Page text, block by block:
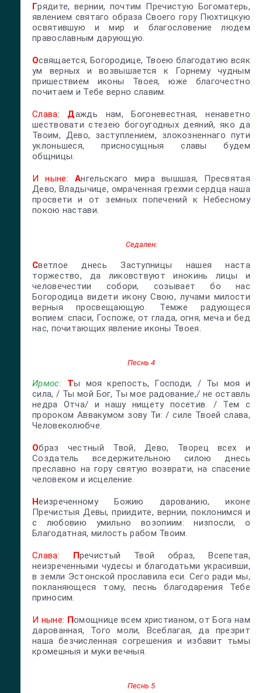
Грядите, вернии, почтим Пречистую Богоматерь,
явлением святаго образа Своего гору Пюхтицкую
освятившую и мир и благословение людем
православным дарующую.
Освящается, Богородице, Твоею благодатию всяк
ум верных и возвышается к Горнему чудным
пришествием иконы Твоея, юже благочестно
почитаем и Тебе верно славим.
Слава: Даждь нам, Богоневестная, ненаветно
шествовати стезею богоугодных деяний, яко да
Твоим, Дево, заступлением, злокозненнаго пути
уклоньшеся, присносущныя славы будем
общницы.
И ныне:Ангельскаго мира вышшая, Пресвятая
Дево, Владычице, омраченная грехми сердца наша
просвети и от земных попечений к Небесному
покою настави.
Седален:
Светлое днесь Заступницы нашея наста
торжество, да ликовствуют инокинь лицы и
человечестии собори, созывает бо нас
Богородица видети икону Свою, лучами милости
верныя просвещающую. Темже радующеся
вопием: спаси, Госпоже, от глада, огня, меча и бед
нас, почитающих явление иконы Твоея.
Песнь 4
Ирмос: Ты моя крепость, Господи, / Ты моя и
сила, / Ты мой Бог, Ты мое радование,/ не оставль
недра Отча/ и нашу нищету посетив. / Тем с
пророком Аввакумом зову Ти: / силе Твоей слава,
Человеколюбче.
Образ честный Твой, Дево, Творец всех и
Создатель вседержительною силою днесь
преславно на гору святую возврати, на спасение
человеком и исцеление.
Неизреченному Божию дарованию, иконе
Пречистыя Девы, приидите, вернии, поклонимся и
с любовию умильно возопиим: низпосли, о
Благодатная, милость рабом Твоим.
Слава: Пречистый Твой образ, Всепетая,
неизреченными чудесы и благодатьми украсивши,
в земли Эстонской прославила еси. Сего ради мы,
покланяющеся тому, песнь благодарения Тебе
приносим.
И ныне: Помощнице всем христианом, от Бога нам
дарованная, Того моли, Всеблагая, да презрит
наша безчисленная согрешения и избавит тьмы
кромешныя и муки вечныя.
Песнь 5